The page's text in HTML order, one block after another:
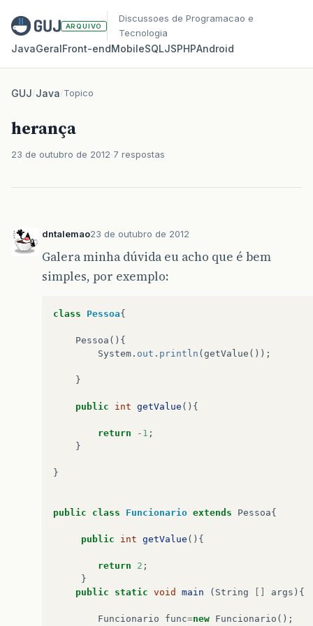
ARQUIVO
Discussoes de Programacao e
Tecnologia
JavaGeralFront‑endMobileSQLJSPHPAndroid
GUJ/Java/Topico
herança
23 de outubro de 2012 7 respostas
dntalemao23 de outubro de 2012
Galera minha dúvida eu acho que é bem
simples, por exemplo:
class Pessoa{
Pessoa (){
System . out . println ( getValue ());
}
public int getValue (){
return - 1 ;
}
}
public class Funcionario extends Pessoa{
public int getValue (){
return 2 ;
}
public
static void main ( String args ){
Funcionario func=new Funcionario ();